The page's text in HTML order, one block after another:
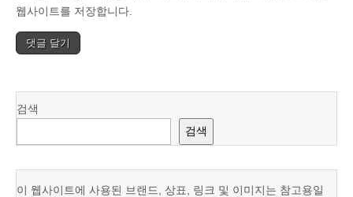
웹사이트를 저장합니다.
검색
검색
이 웹사이트에 사용된 브랜드, 상표, 링크 및 이미지는 참고용일